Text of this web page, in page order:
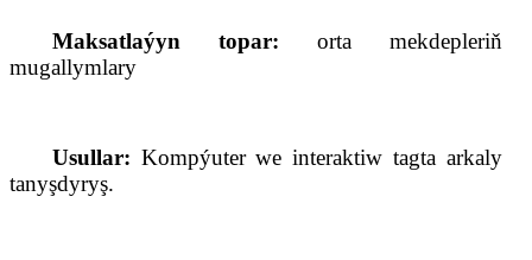
Maksatlaýyn topar: orta mekdepleriň
mugallymlary
Usullar: Kompýuter we interaktiw tagta arkaly
tanyşdyryş.